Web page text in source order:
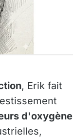
, Erik fait
d'oxygène